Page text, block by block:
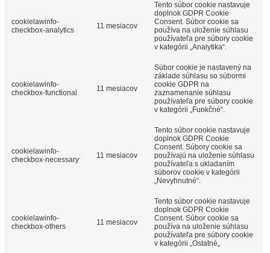
cookielawinfo-
checkbox-analytics
11 mesiacov
Tento súbor cookie nastavuje
doplnok GDPR Cookie
Consent. Súbor cookie sa
používa na uloženie súhlasu
používateľa pre súbory cookie
v kategórii „Analytika“.
cookielawinfo-
checkbox-functional
11 mesiacov
Súbor cookie je nastavený na
základe súhlasu so súbormi
cookie GDPR na
zaznamenanie súhlasu
používateľa pre súbory cookie
v kategórii „Funkčné“.
cookielawinfo-
checkbox-necessary
11 mesiacov
Tento súbor cookie nastavuje
doplnok GDPR Cookie
Consent. Súbory cookie sa
používajú na uloženie súhlasu
používateľa s ukladaním
súborov cookie v kategórii
„Nevyhnutné“.
cookielawinfo-
checkbox-others
11 mesiacov
Tento súbor cookie nastavuje
doplnok GDPR Cookie
Consent. Súbor cookie sa
používa na uloženie súhlasu
používateľa pre súbory cookie
v kategórii „Ostatné„